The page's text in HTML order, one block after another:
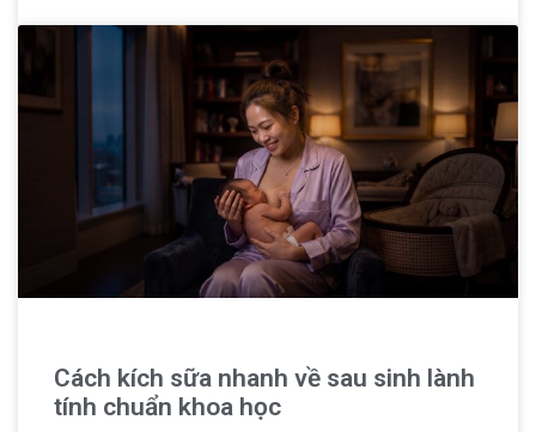
Cách kích sữa nhanh về sau sinh lành
tính chuẩn khoa học